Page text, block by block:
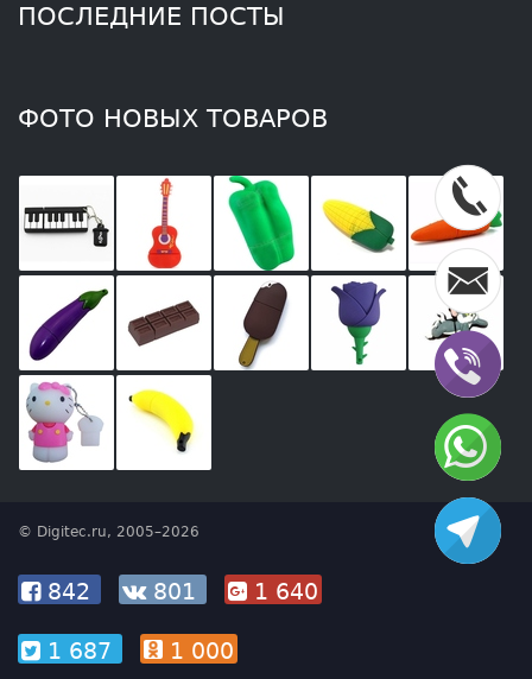
ПОСЛЕДНИЕ ПОСТЫ
ФОТО НОВЫХ ТОВАРОВ
© Digitec.ru, 2005–2026
842 801 1 640
1 687 1 000